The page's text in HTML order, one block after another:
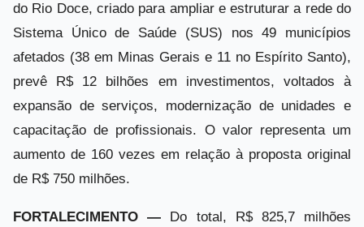
do Rio Doce, criado para ampliar e estruturar a rede do
Sistema Único de Saúde (SUS) nos 49 municípios
afetados (38 em Minas Gerais e 11 no Espírito Santo),
prevê R$ 12 bilhões em investimentos, voltados à
expansão de serviços, modernização de unidades e
capacitação de profissionais. O valor representa um
aumento de 160 vezes em relação à proposta original
de R$ 750 milhões.
FORTALECIMENTO — Do total, R$ 825,7 milhões